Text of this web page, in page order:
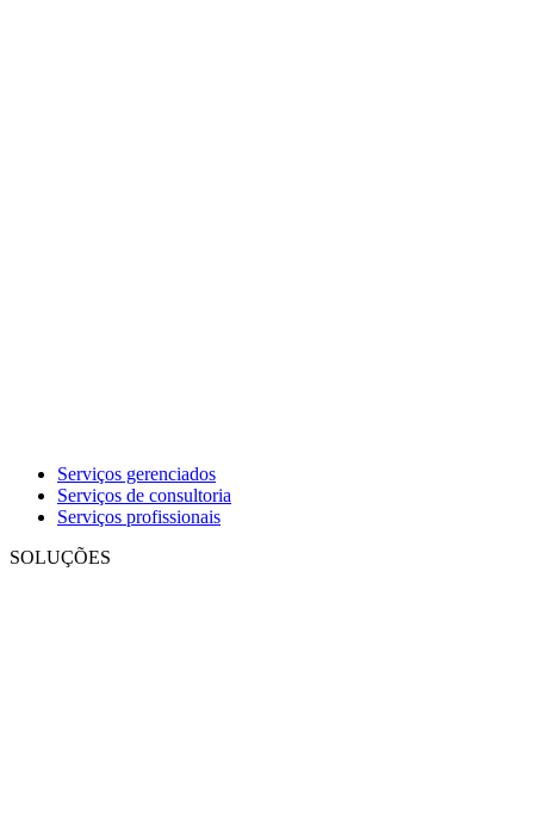
Serviços gerenciados
Serviços de consultoria
Serviços profissionais
SOLUÇÕES